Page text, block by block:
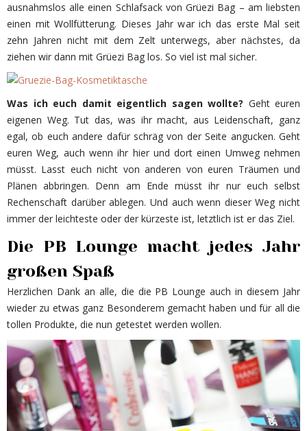
ausnahmslos alle einen Schlafsack von Grüezi Bag – am liebsten
einen mit Wollfütterung. Dieses Jahr war ich das erste Mal seit
zehn Jahren nicht mit dem Zelt unterwegs, aber nächstes, da
ziehen wir dann mit Grüezi Bag los. So viel ist mal sicher.
Was ich euch damit eigentlich sagen wollte? Geht euren
eigenen Weg. Tut das, was ihr macht, aus Leidenschaft, ganz
egal, ob euch andere dafür schräg von der Seite angucken. Geht
euren Weg, auch wenn ihr hier und dort einen Umweg nehmen
müsst. Lasst euch nicht von anderen von euren Träumen und
Plänen abbringen. Denn am Ende müsst ihr nur euch selbst
Rechenschaft darüber ablegen. Und auch wenn dieser Weg nicht
immer der leichteste oder der kürzeste ist, letztlich ist er das Ziel.
Die PB Lounge macht jedes Jahr
großen Spaß
Herzlichen Dank an alle, die die PB Lounge auch in diesem Jahr
wieder zu etwas ganz Besonderem gemacht haben und für all die
tollen Produkte, die nun getestet werden wollen.